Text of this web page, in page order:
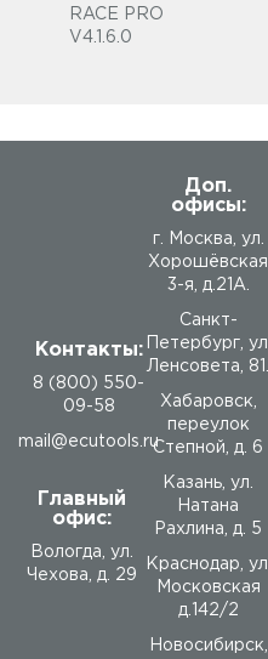
RACE PRO
V4.1.6.0
Контакты:
8 (800) 550-
09-58
mail@ecutools.ru
Главный
офис:
Вологда
ул.
Чехова, д. 29
Доп.
офисы:
г. Москва, ул.
Хорошёвская
3-я, д.21А.
Санкт-
Петербург, ул.
Ленсовета, 81.
Хабаровск,
переулок
Степной, д. 6
Казань, ул.
Натана
Рахлина, д. 5
Краснодар, ул.
Московская
д.142/2
Новосибирск,